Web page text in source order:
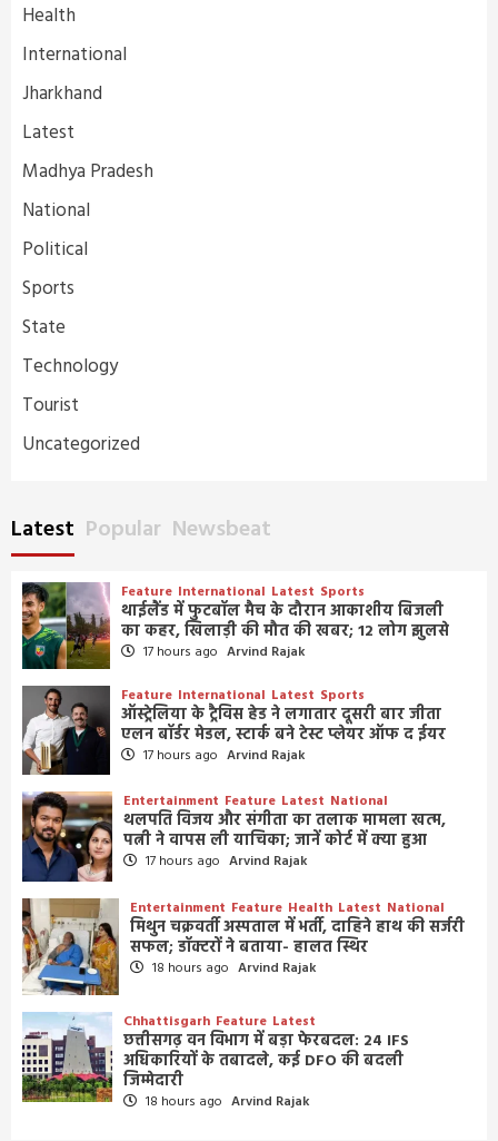
Health
International
Jharkhand
Latest
Madhya Pradesh
National
Political
Sports
State
Technology
Tourist
Uncategorized
Latest Popular Newsbeat
Feature International Latest Sports
थाईलैंड में फुटबॉल मैच के दौरान आकाशीय बिजली
का कहर, खिलाड़ी की मौत की खबर; 12 लोग झुलसे
17 hours ago Arvind Rajak
Feature International Latest Sports
ऑस्ट्रेलिया के ट्रैविस हेड ने लगातार दूसरी बार जीता
एलन बॉर्डर मेडल, स्टार्क बने टेस्ट प्लेयर ऑफ द ईयर
17 hours ago Arvind Rajak
Entertainment Feature Latest National
थलपति विजय और संगीता का तलाक मामला खत्म,
पत्नी ने वापस ली याचिका; जानें कोर्ट में क्या हुआ
17 hours ago Arvind Rajak
Entertainment Feature Health Latest National
मिथुन चक्रवर्ती अस्पताल में भर्ती, दाहिने हाथ की सर्जरी
सफल; डॉक्टरों ने बताया- हालत स्थिर
18 hours ago Arvind Rajak
Chhattisgarh Feature Latest
छत्तीसगढ़ वन विभाग में बड़ा फेरबदल: 24 IFS
अधिकारियों के तबादले, कई DFO की बदली
जिम्मेदारी
18 hours ago Arvind Rajak